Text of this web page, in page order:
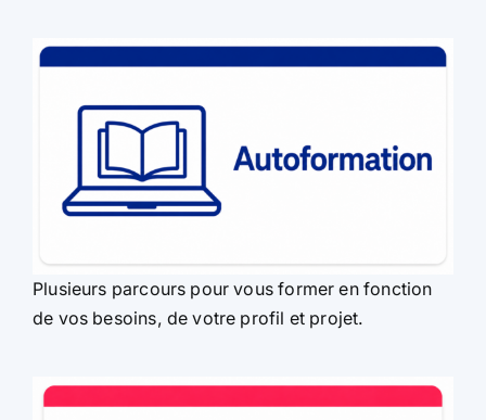
Plusieurs parcours pour vous former en fonction
de vos besoins, de votre profil et projet.